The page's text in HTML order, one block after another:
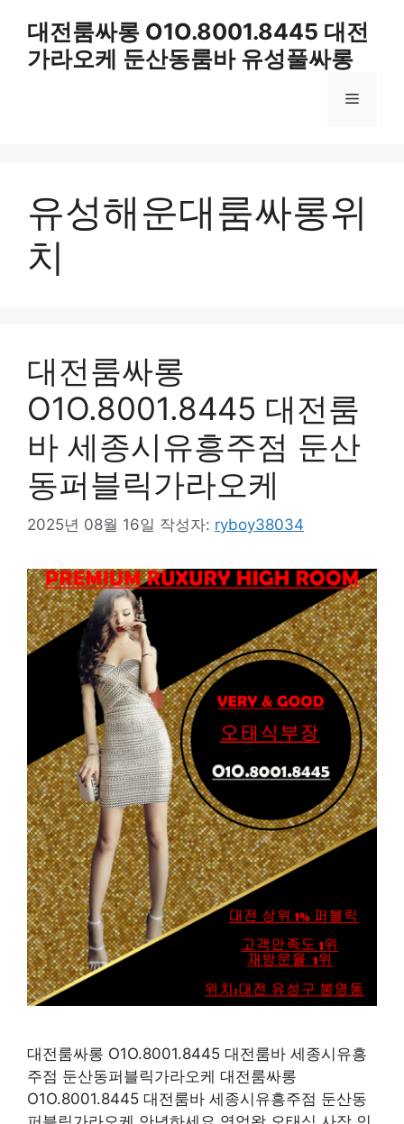
대전룸싸롱 O1O.8001.8445 대전
가라오케 둔산동룸바 유성풀싸롱
메
유성해운대룸싸롱위
치
대전룸싸롱
O1O.8001.8445 대전룸
바 세종시유흥주점 둔산
동퍼블릭가라오케
2025년 08월 16일 작성자: ryboy38034
대전룸싸롱 O1O.8001.8445 대전룸바 세종시유흥
주점 둔산동퍼블릭가라오케 대전룸싸롱
O1O.8001.8445 대전룸바 세종시유흥주점 둔산동